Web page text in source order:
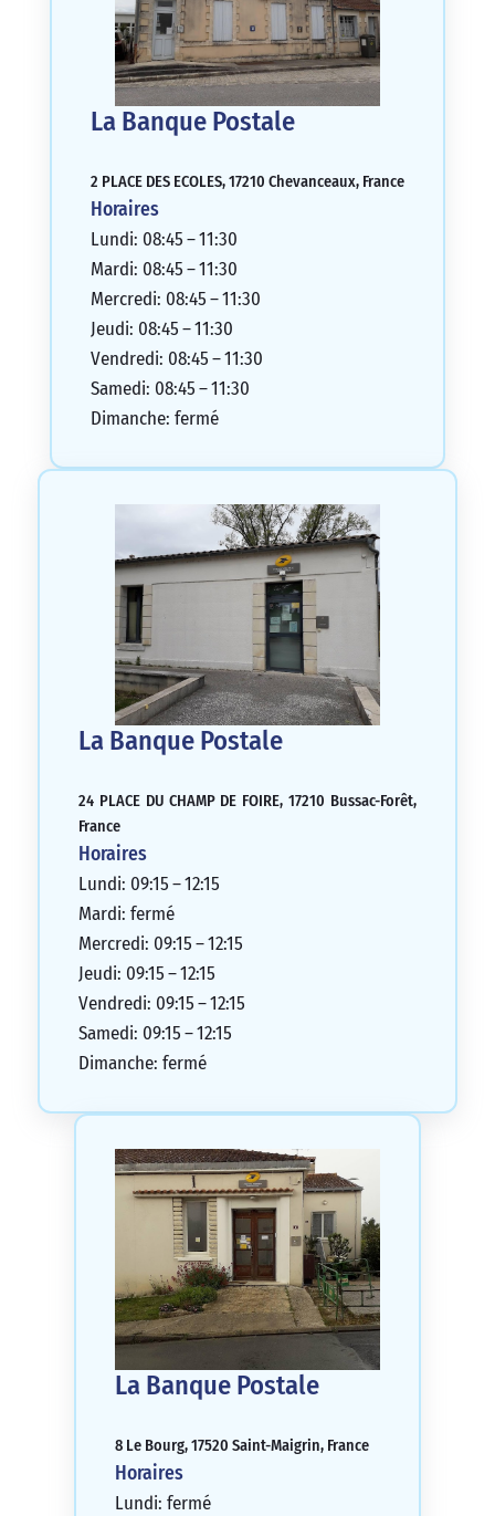
La Banque Postale
2 PLACE DES ECOLES, 17210 Chevanceaux, France
Horaires
Lundi: 08:45 – 11:30
Mardi: 08:45 – 11:30
Mercredi: 08:45 – 11:30
Jeudi: 08:45 – 11:30
Vendredi: 08:45 – 11:30
Samedi: 08:45 – 11:30
Dimanche: fermé
La Banque Postale
24 PLACE DU CHAMP DE FOIRE, 17210 Bussac-Forêt,
France
Horaires
Lundi: 09:15 – 12:15
Mardi: fermé
Mercredi: 09:15 – 12:15
Jeudi: 09:15 – 12:15
Vendredi: 09:15 – 12:15
Samedi: 09:15 – 12:15
Dimanche: fermé
La Banque Postale
8 Le Bourg, 17520 Saint-Maigrin, France
Horaires
Lundi: fermé